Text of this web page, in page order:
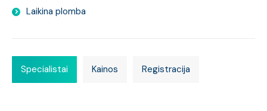
Laikina plomba
Specialistai Kainos Registracija